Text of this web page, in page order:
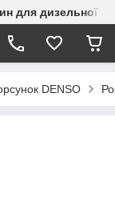
для дизельної
DENSO